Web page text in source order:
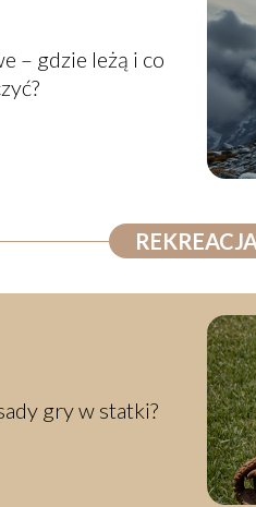
– gdzie leżą i co
gry w statki?